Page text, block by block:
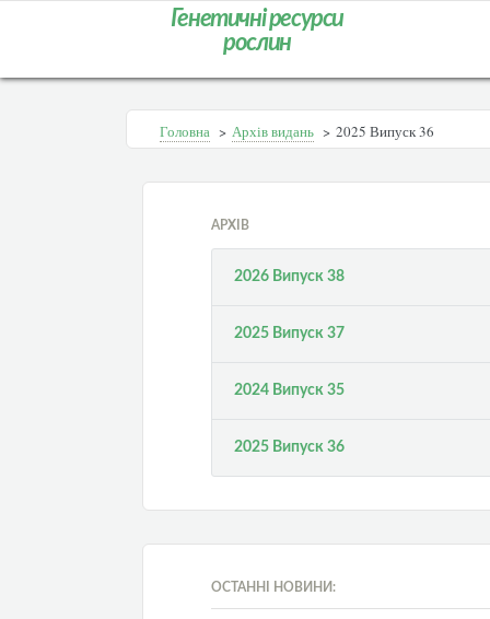
Генетичні ресурси
рослин
Головна > Архів видань > 2025 Випуск 36
АРХІВ
2026 Випуск 38
2025 Випуск 37
2024 Випуск 35
2025 Випуск 36
ОСТАННІ НОВИНИ: